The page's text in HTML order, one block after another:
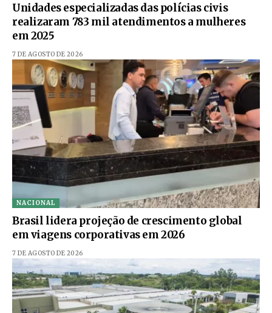
Unidades especializadas das polícias civis
realizaram 783 mil atendimentos a mulheres
em 2025
7 DE AGOSTO DE 2026
NACIONAL
Brasil lidera projeção de crescimento global
em viagens corporativas em 2026
7 DE AGOSTO DE 2026